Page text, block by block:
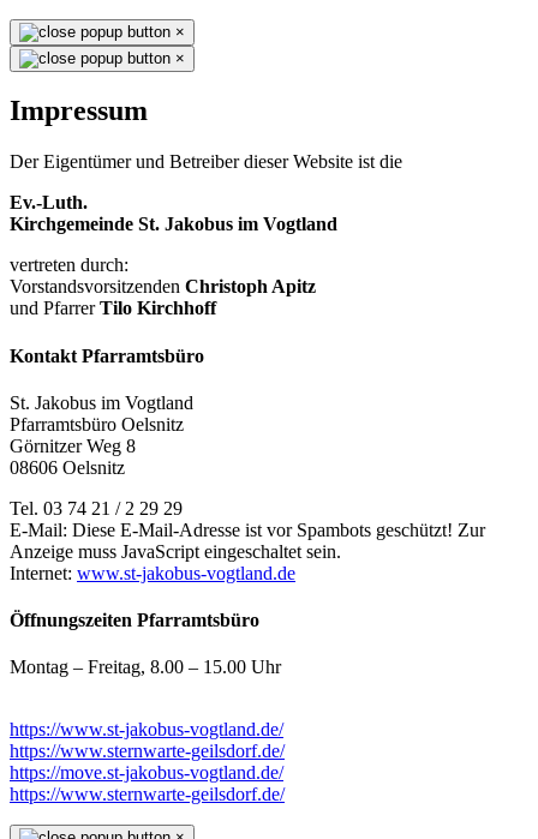
×
×
Impressum
Der Eigentümer und Betreiber dieser Website ist die
Ev.-Luth.
Kirchgemeinde St. Jakobus im Vogtland
vertreten durch:
Vorstandsvorsitzenden Christoph Apitz
und PfarrerTilo Kirchhoff
Kontakt Pfarramtsbüro
St. Jakobus im Vogtland
Pfarramtsbüro Oelsnitz
Görnitzer Weg 8
08606 Oelsnitz
Tel. 03 74 21 / 2 29 29
E-Mail: Diese E-Mail-Adresse ist vor Spambots geschützt! Zur
Anzeige muss JavaScript eingeschaltet sein.
Internet: www.st-jakobus-vogtland.de
Öffnungszeiten Pfarramtsbüro
Montag – Freitag, 8.00 – 15.00 Uhr
https://www.st-jakobus-vogtland.de/
https://www.sternwarte-geilsdorf.de/
https://move.st-jakobus-vogtland.de/
https://www.sternwarte-geilsdorf.de/